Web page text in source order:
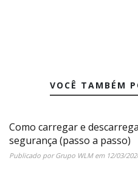
VOCÊ TAMBÉM
Como carregar e
segurança (passo a passo)
Publicado porGrupo WLMem 12/03/